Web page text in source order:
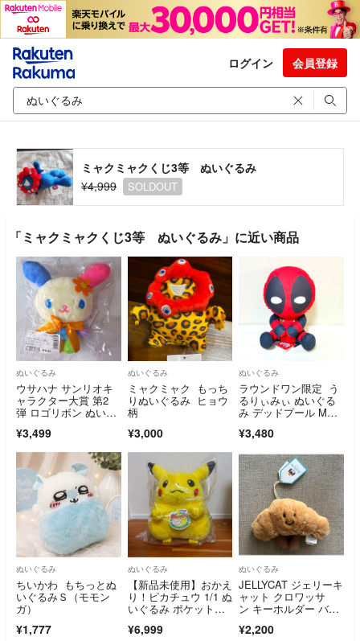
ログイン 会員登録
ミャクミャクくじ3等 ぬいぐるみ
¥4,999
SOLDOUT
「ミャクミャクくじ3等 ぬいぐるみ」に近い商品
ぬいぐるみ
ウサハナ サンリオキ
ャラクター大賞 第2
弾 ロゴリボン ぬいぐ
¥3,499
ぬいぐるみ
ミャクミャク もっち
りぬいぐるみ ヒョウ
柄
¥3,000
ぬいぐるみ
ラウンドワン限定 う
るりぃみぃ ぬいぐる
み デッドプール MAR
¥3,480
ぬいぐるみ
ちいかわ もちっとぬ
いぐるみＳ（モモン
ガ）
¥1,777
ぬいぐるみ
【新品未使用】おかえ
り！ピカチュウ 1/1 ぬ
いぐるみ ポケットモ
モン
¥6,999
ぬいぐるみ
JELLYCAT ジェリーキ
ャット クロワッサ
ン キーホルダー バッ
¥2,200